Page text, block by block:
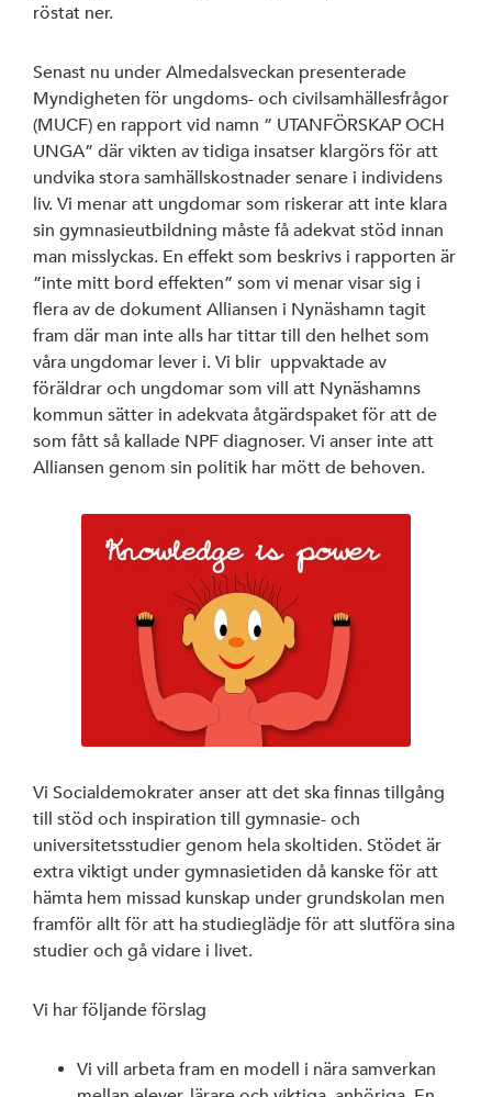
röstat ner.
Senast nu under Almedalsveckan presenterade
Myndigheten för ungdoms- och civilsamhällesfrågor
(MUCF) en rapport vid namn ” UTANFÖRSKAP OCH
UNGA” där vikten av tidiga insatser klargörs för att
undvika stora samhällskostnader senare i individens
liv. Vi menar att ungdomar som riskerar att inte klara
sin gymnasieutbildning måste få adekvat stöd innan
man misslyckas. En effekt som beskrivs i rapporten är
”inte mitt bord effekten” som vi menar visar sig i
flera av de dokument Alliansen i Nynäshamn tagit
fram där man inte alls har tittar till den helhet som
våra ungdomar lever i. Vi blir uppvaktade av
föräldrar och ungdomar som vill att Nynäshamns
kommun sätter in adekvata åtgärdspaket för att de
som fått så kallade NPF diagnoser. Vi anser inte att
Alliansen genom sin politik har mött de behoven.
Vi Socialdemokrater anser att det ska finnas tillgång
till stöd och inspiration till gymnasie- och
universitetsstudier genom hela skoltiden. Stödet är
extra viktigt under gymnasietiden då kanske för att
hämta hem missad kunskap under grundskolan men
framför allt för att ha studieglädje för att slutföra sina
studier och gå vidare i livet.
Vi har följande förslag
Vi vill arbeta fram en modell i nära samverkan